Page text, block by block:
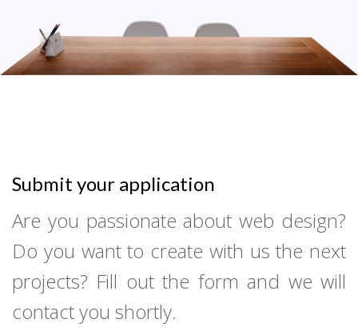
Submit your application
Are you passionate about web design?
Do you want to create with us the next
projects? Fill out the form and we will
contact you shortly.